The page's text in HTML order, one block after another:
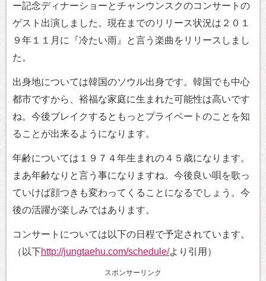
ー記念ディナーショーとチャンウンスクのコンサートの
ゲスト出演しました。現在までのリリース状況は２０１
９年１１月に『冷たい雨』と言う楽曲をリリースしまし
た。
出身地については韓国のソウル出身です。韓国でも中心
都市ですから、裕福な家庭に生まれた可能性は高いです
ね。今後ブレイクするともっとプライベートのことを知
ることが出来るようになります。
年齢については１９７４年生まれの４５歳になります。
まあ年齢なりと言う事になりますね。今後良い唄を歌っ
ていけば顔つきも変わってくることになるでしょう。今
後の活躍が楽しみではあります。
コンサートについては以下の日程で予定されています。
（以下http://jungtaehu.com/schedule/より引用）
スポンサーリンク